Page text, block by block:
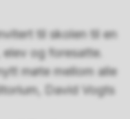
til skolen til en
og foresatte.
møte mellom alle
David Vogts